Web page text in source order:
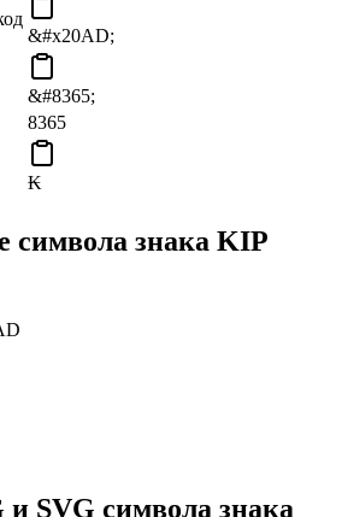
&#x20AD;
&#8365;
8365
₭
символа знака KIP
SVG символа знака